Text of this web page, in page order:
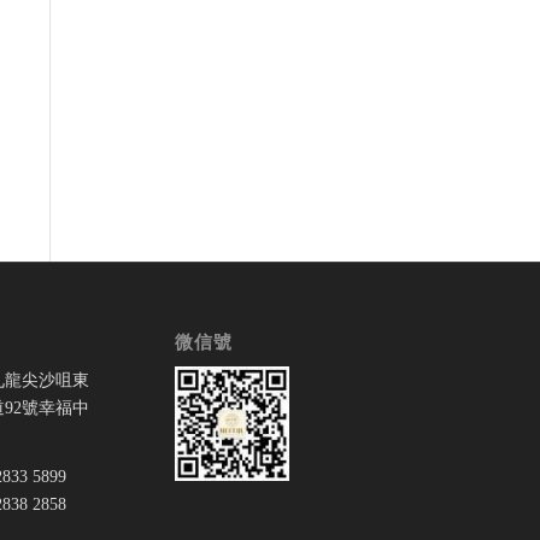
尖沙咀東
號幸福中
5899
2858
微信號